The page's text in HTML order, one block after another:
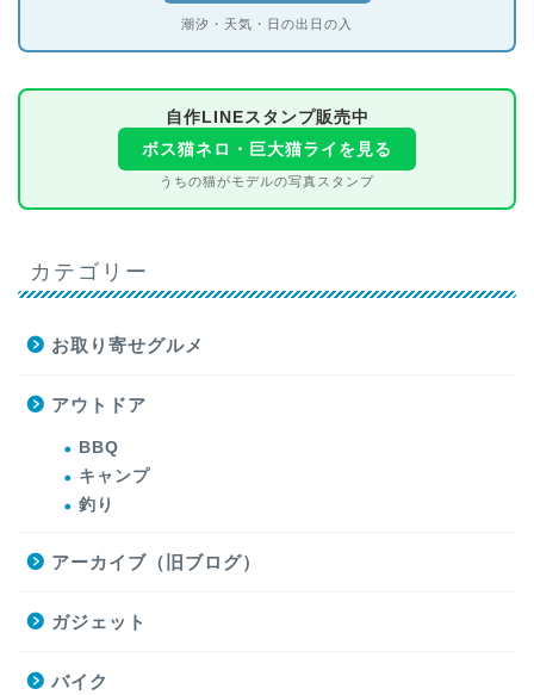
潮汐・天気・日の出日の入
自作LINEスタンプ販売中
ボス猫ネロ・巨大猫ライを見る
うちの猫がモデルの写真スタンプ
カテゴリー
お取り寄せグルメ
アウトドア
BBQ
キャンプ
釣り
アーカイブ（旧ブログ）
ガジェット
バイク